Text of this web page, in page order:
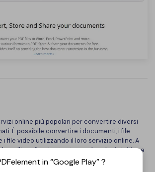
online più popolari per convertire diversi
È possibile convertire i documenti, i file
i file video utilizzando il loro servizio online. A
l'interfaccia utente non è molto intuitiva e
avviene in tre fasi diverse. Per prima
dal vostro computer. In secondo luogo,
in “Google Play”？